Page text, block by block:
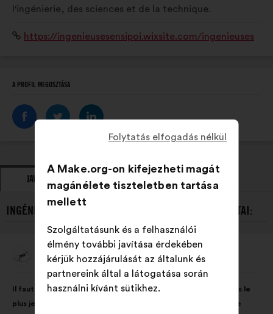
l'ingénierie, des sciences et de la technique.
Weboldal:
https://ingenieusesensipoi.wixsite.com/ingenieuses
A PROFIL MEGOSZTÁSA
JAVASLATOK ÁLLÁSFOGLALÁSOK
INGÉNIEUSES DE L'ENSI POITIERS LEGÚJABB JAVASLATAI:
Ingénieuses De L'ENSI Poitiers
javaslat
tartalma:
Il faut éduquer les filles et les garçons à l'égalité des sexes dès le
plus jeune âge pour que tous aient les mêmes opportunités de
következő
megoszlásban:
Folytatás elfogadás nélkül
A Make.org-on kifejezheti magát
magánélete tiszteletben tartása
mellett
Szolgáltatásunk és a felhasználói
élmény további javítása érdekében
kérjük hozzájárulását az általunk és
partnereink által a látogatása során
használni kívánt sütikhez.